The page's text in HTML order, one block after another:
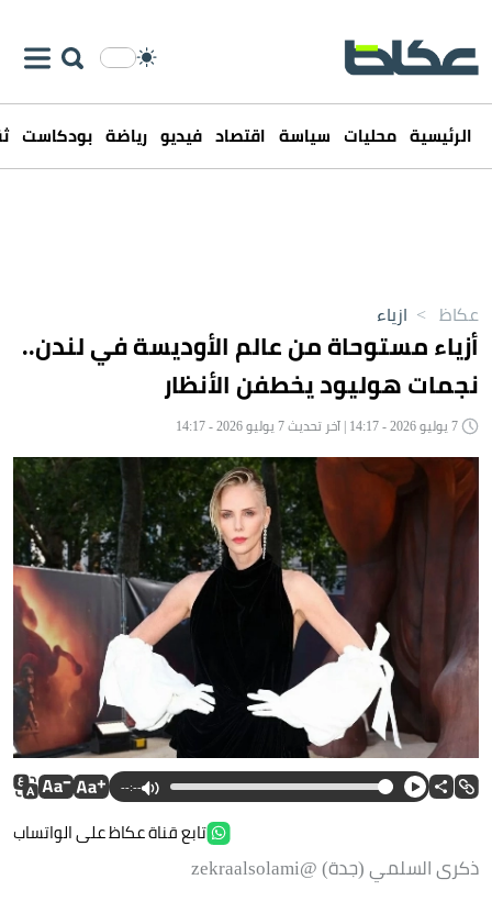
الرئيسية محليات سياسة اقتصاد فيديو رياضة بودكاست
عكاظ > ازياء
أزياء مستوحاة من عالم الأوديسة في لندن..
نجمات هوليود يخطفن الأنظار
--:--
تابع قناة عكاظ على الواتساب
ذكرى السلمي (جدة) @zekraalsolami